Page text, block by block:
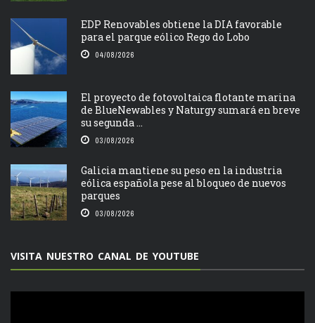
EDP Renovables obtiene la DIA favorable
para el parque eólico Rego do Lobo
04/08/2026
El proyecto de fotovoltaica flotante marina
de BlueNewables y Naturgy sumará en breve
su segunda ...
03/08/2026
Galicia mantiene su peso en la industria
eólica española pese al bloqueo de nuevos
parques
03/08/2026
VISITA NUESTRO CANAL DE YOUTUBE